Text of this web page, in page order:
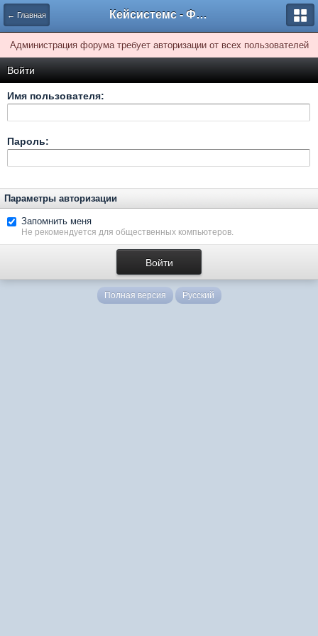
← Главная Кейсистемс - Форумы
Администрация форума требует авторизации от всех пользователей
Войти
Имя пользователя:
Пароль:
Параметры авторизации
Запомнить меня
Не рекомендуется для общественных компьютеров.
Полная версия Русский